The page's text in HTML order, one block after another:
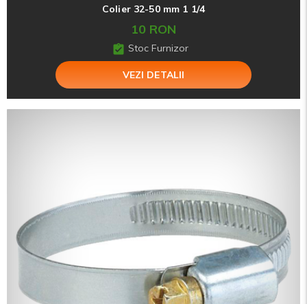
Colier 32-50 mm 1 1/4
10 RON
Stoc Furnizor
VEZI DETALII